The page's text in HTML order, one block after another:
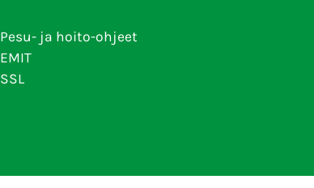
Pesu- ja hoito-ohjeet
EMIT
SSL